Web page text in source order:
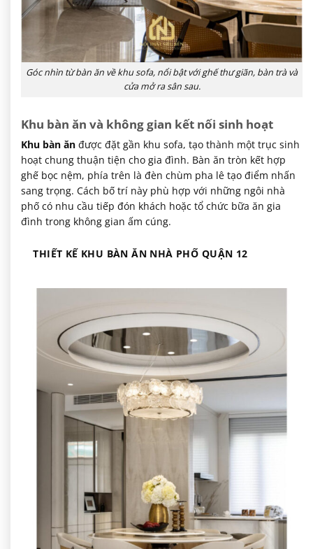
Góc nhìn từ bàn ăn về khu sofa, nổi bật với ghế thư giãn, bàn trà và
cửa mở ra sân sau.
Khu bàn ăn và không gian kết nối sinh hoạt
Khu bàn ăn được đặt gần khu sofa, tạo thành một trục sinh
hoạt chung thuận tiện cho gia đình. Bàn ăn tròn kết hợp
ghế bọc nệm, phía trên là đèn chùm pha lê tạo điểm nhấn
sang trọng. Cách bố trí này phù hợp với những ngôi nhà
phố có nhu cầu tiếp đón khách hoặc tổ chức bữa ăn gia
đình trong không gian ấm cúng.
THIẾT KẾ KHU BÀN ĂN NHÀ PHỐ QUẬN 12